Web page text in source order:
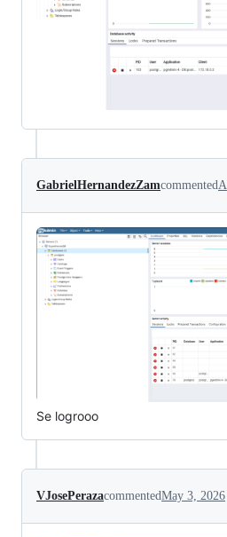
GabrielHernandezZamcommented
Se logrooo
VJosePerazacommentedMay 3, 2026